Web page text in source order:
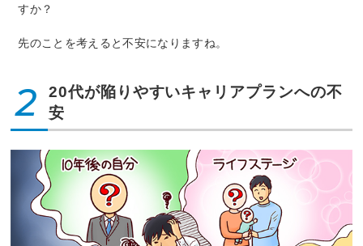
すか？
先のことを考えると不安になりますね。
2
20代が陥りやすいキャリアプランへの不
安